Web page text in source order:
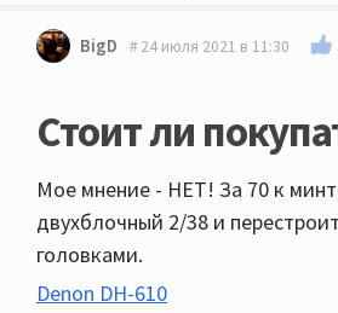
BigD 24 июля 2021 в 11:30
Стоит ли
Мое мнение - НЕТ! За 70 к
двухблочный 2/38 и
головками.
Denon DH-610